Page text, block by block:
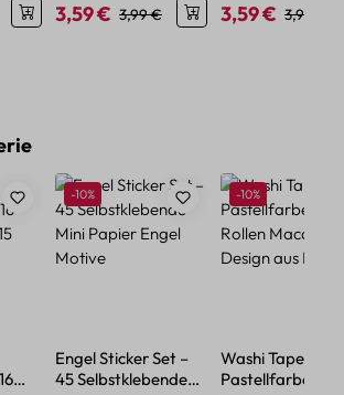
Preis:Verkaufspreis:
3,59 € Regulärer Preis:
3,99 €
Verkaufspreis:
3,59 € 3,99 €
Rabatt
-10%
Engel Sticker Set –
45 Selbstklebende
Rabatt
-10%
Washi Tape Set
Pastellfarben –